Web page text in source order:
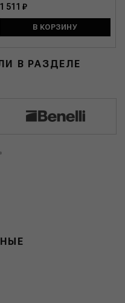
1 511 ₽
В КОРЗИНУ
В РАЗДЕЛЕ